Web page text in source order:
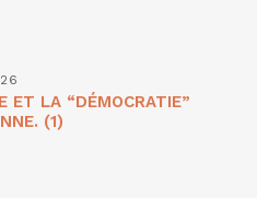
ET LA “DÉMOCRATIE”
(1)